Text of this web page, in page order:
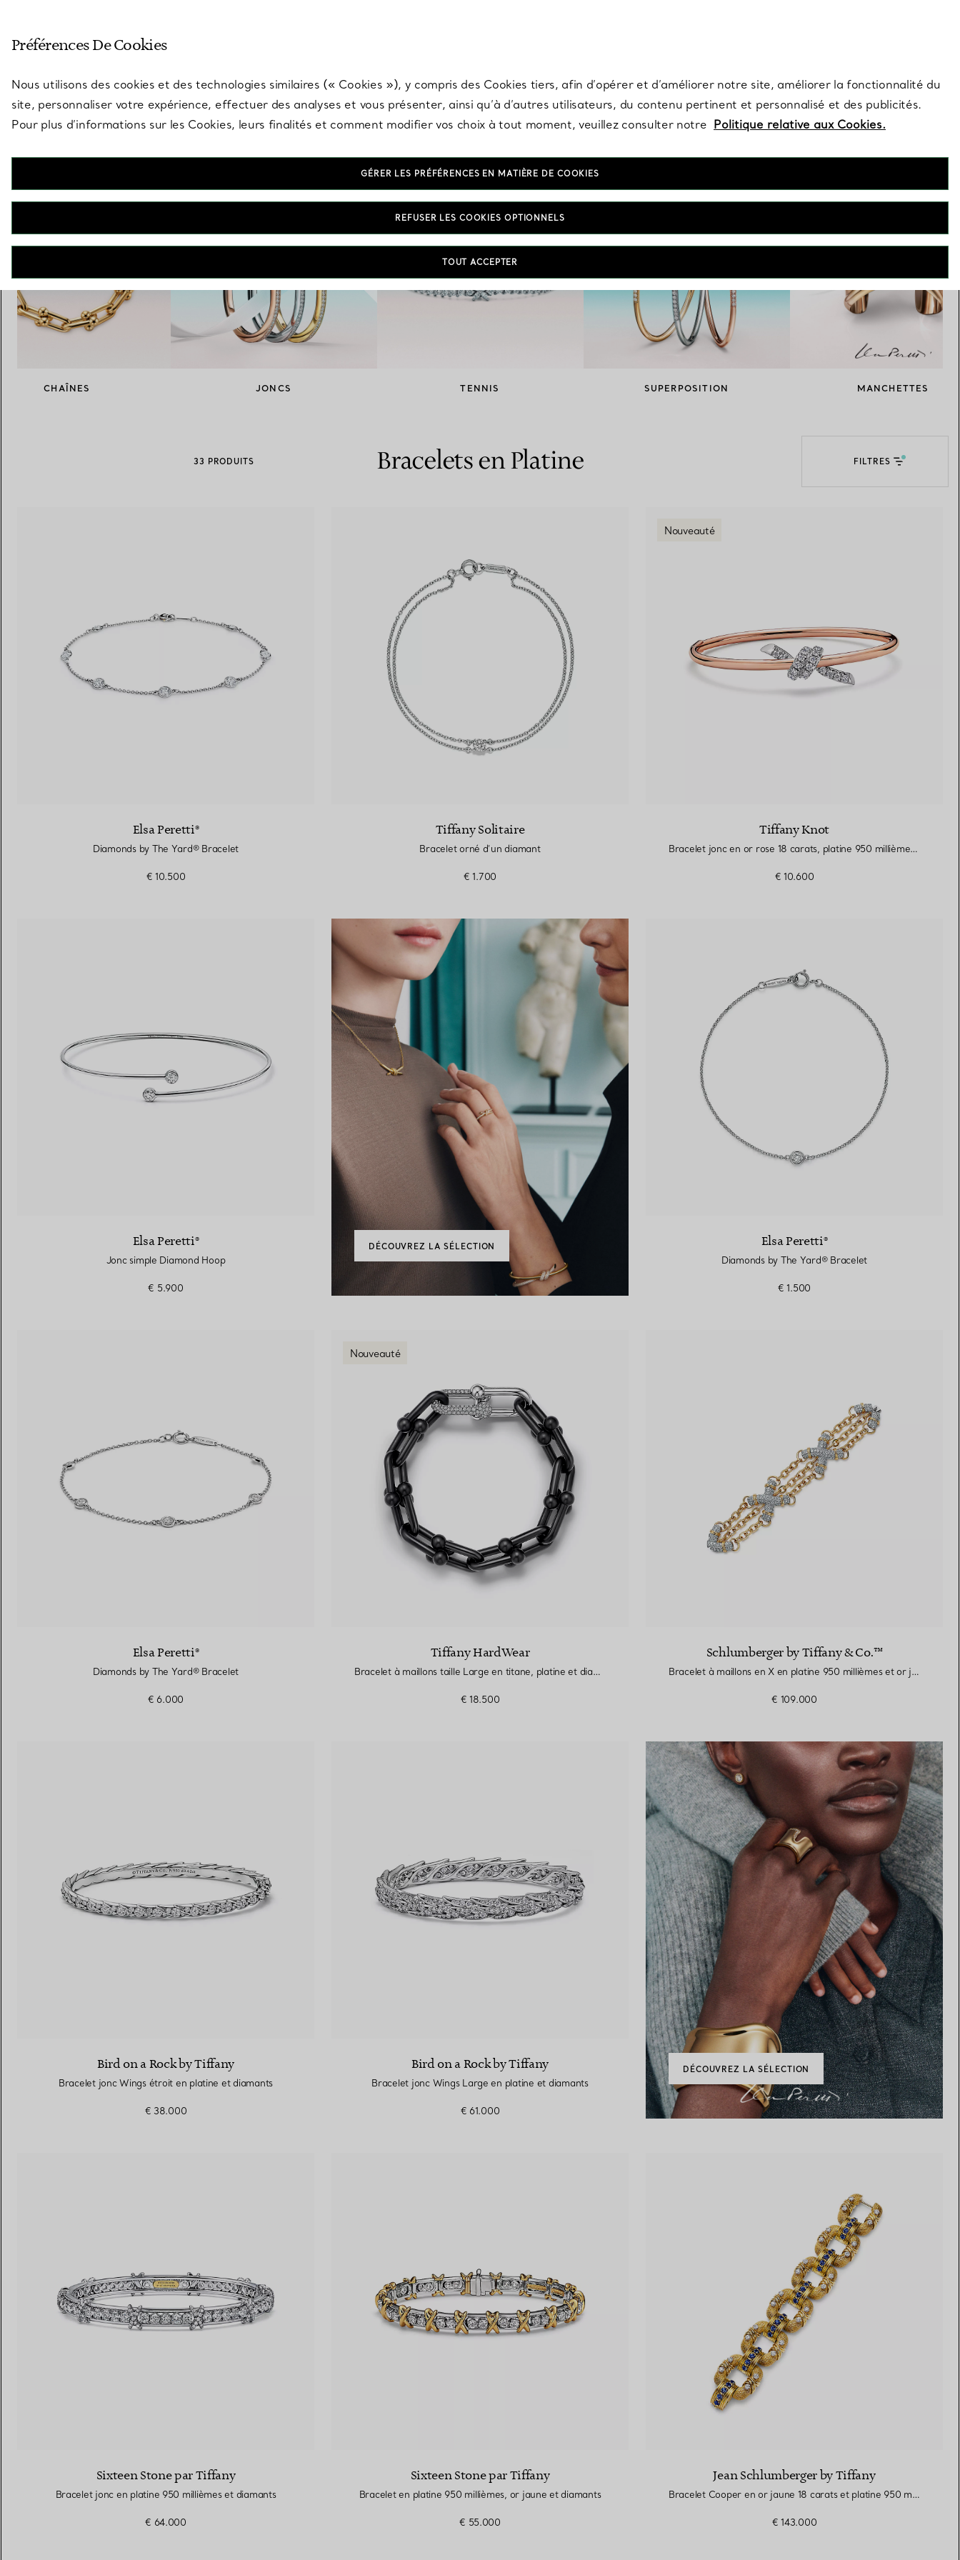
CHAÎNES JONCS TENNIS SUPERPOSITION MANCHETTES
33 PRODUITS Bracelets en Platine FILTRES
Elsa Peretti®
Diamonds by The Yard® Bracelet
€ 10.500
Tiffany Solitaire
Bracelet orné d’un diamant
€ 1.700
Nouveauté
Tiffany Knot
Bracelet jonc en or rose 18 carats, platine 950 millièmes et diamants
€ 10.600
Elsa Peretti®
Jonc simple Diamond Hoop
€ 5.900
DÉCOUVREZ LA SÉLECTION Elsa Peretti®
Diamonds by The Yard® Bracelet
€ 1.500
Elsa Peretti®
Diamonds by The Yard® Bracelet
€ 6.000
Nouveauté
Tiffany HardWear
Bracelet à maillons taille Large en titane, platine et diamants
€ 18.500
Schlumberger by Tiffany & Co.™
Bracelet à maillons en X en platine 950 millièmes et or jaune
€ 109.000
Bird on a Rock by Tiffany
Bracelet jonc Wings étroit en platine et diamants
€ 38.000
Bird on a Rock by Tiffany
Bracelet jonc Wings Large en platine et diamants
€ 61.000
DÉCOUVREZ LA SÉLECTION
Sixteen Stone par Tiffany
Bracelet jonc en platine 950 millièmes et diamants
€ 64.000
Sixteen Stone par Tiffany
Bracelet en platine 950 millièmes, or jaune et diamants
€ 55.000
Jean Schlumberger by Tiffany
Bracelet Cooper en or jaune 18 carats et platine 950 millièmes
€ 143.000
Préférences De Cookies
Nous utilisons des cookies et des technologies similaires (« Cookies »), y compris des Cookies tiers, afin d’opérer et d’améliorer notre site, améliorer la fonctionnalité du
site, personnaliser votre expérience, effectuer des analyses et vous présenter, ainsi qu’à d’autres utilisateurs, du contenu pertinent et personnalisé et des publicités.
Pour plus d’informations sur les Cookies, leurs finalités et comment modifier vos choix à tout moment, veuillez consulter notre Politique relative aux Cookies.
GÉRER LES PRÉFÉRENCES EN MATIÈRE DE COOKIES
REFUSER LES COOKIES OPTIONNELS
TOUT ACCEPTER